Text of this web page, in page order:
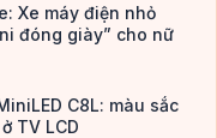
Xe máy điện nhỏ
đóng giày” cho nữ
C8L: màu sắc
TV LCD